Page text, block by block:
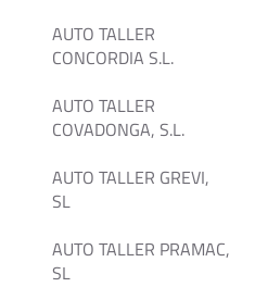
AUTO TALLER
CONCORDIA S.L.
AUTO TALLER
COVADONGA, S.L.
AUTO TALLER GREVI,
SL
AUTO TALLER PRAMAC,
SL